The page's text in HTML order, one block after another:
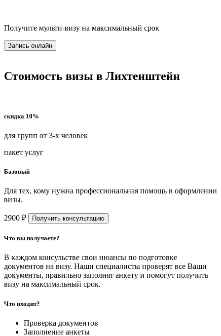
Получите мульти-визу на максимальный срок
Запись онлайн
Стоимость визы в Лихтенштейн
скидка 10%
для групп от 3-х человек
пакет услуг
Базовый
Для тех, кому нужна профессиональная помощь в оформлении
визы.
2900 ₽ Получить консультацию
Что вы получаете?
В каждом консульстве свои нюансы по подготовке
документов на визу. Наши специалисты проверят все Ваши
документы, правильно заполнят анкету и помогут получить
визу на максимальный срок.
Что входит?
Проверка документов
Заполнение анкеты